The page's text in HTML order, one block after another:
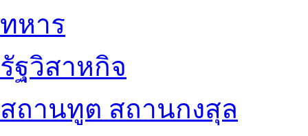
ทหาร
รัฐวิสาหกิจ
สถานทูต สถานกงสุล